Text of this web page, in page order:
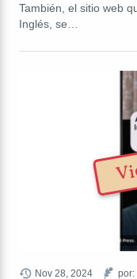
También, el sitio web
Inglés, se…
Nov 28, 2024 por: